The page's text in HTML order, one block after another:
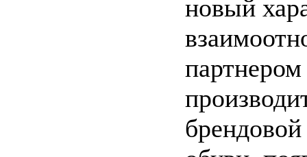
новый